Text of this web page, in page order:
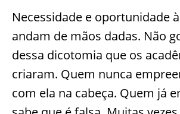
Necessidade e oportunidade
andam de mãos dadas. Não
dessa dicotomia que os
criaram. Quem nunca
com ela na cabeça. Quem já